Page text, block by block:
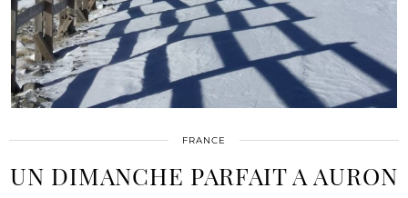
FRANCE
UN DIMANCHE PARFAIT A AURON